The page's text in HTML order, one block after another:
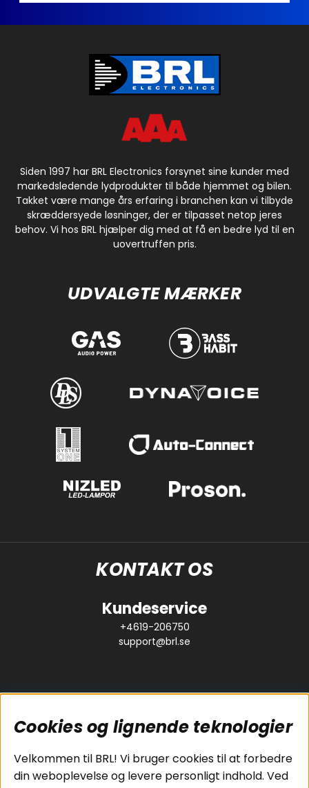
Siden 1997 har BRL Electronics forsynet sine kunder med
markedsledende lydprodukter til både hjemmet og bilen.
Takket være mange års erfaring i branchen kan vi tilbyde
skræddersyede løsninger, der er tilpasset netop jeres
behov. Vi hos BRL hjælper dig med at få en bedre lyd til en
uovertruffen pris.
UDVALGTE MÆRKER
KONTAKT OS
Kundeservice
+4619-206750
support@brl.se
Populære sider
Pakkeløsninger
Bilstereo
Kundeservice
Cookies
Handelsbetingelser
Cookies og lignende teknologier
Velkommen til BRL! Vi bruger cookies til at forbedre
din weboplevelse og levere personligt indhold. Ved